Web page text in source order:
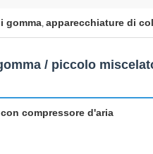
gomma, apparecchiature di
/ piccolo
compressore d'aria